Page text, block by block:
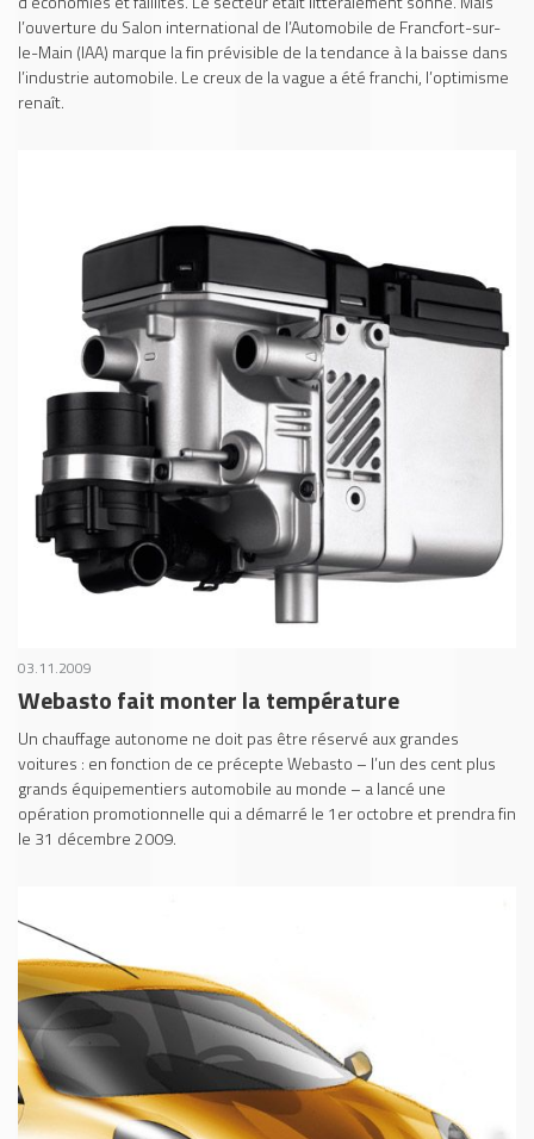
l’ouverture du Salon international de l’Automobile de Francfort-sur-
le-Main (IAA) marque la fin prévisible de la tendance à la baisse dans
l’industrie automobile. Le creux de la vague a été franchi, l’optimisme
renaît.
03.11.2009
Webasto fait monter la température
Un chauffage autonome ne doit pas être réservé aux grandes
voitures : en fonction de ce précepte Webasto – l’un des cent plus
grands équipementiers automobile au monde – a lancé une
opération promotionnelle qui a démarré le 1er octobre et prendra fin
le 31 décembre 2009.